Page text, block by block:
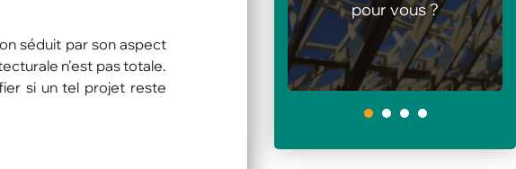
séduit par son aspect
n’est pas totale.
si un tel projet reste
de loisirs en été